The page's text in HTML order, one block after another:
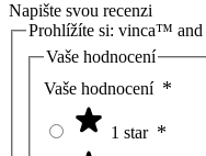
Napište svou recenzi
Prohlížíte si: vinca™
Vaše hodnocení
Vaše hodnocení
1 star